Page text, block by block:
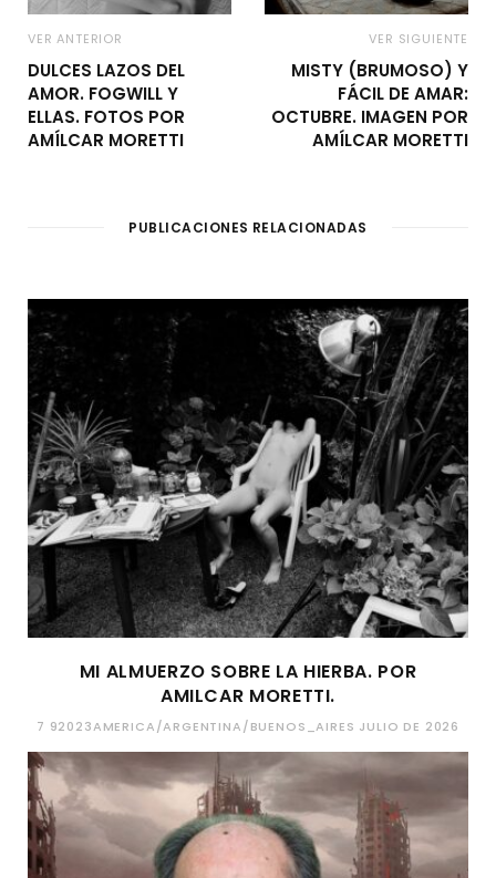
VER ANTERIOR
DULCES LAZOS DEL
AMOR. FOGWILL Y
ELLAS. FOTOS POR
AMÍLCAR MORETTI
VER SIGUIENTE
MISTY (BRUMOSO) Y
FÁCIL DE AMAR:
OCTUBRE. IMAGEN POR
AMÍLCAR MORETTI
PUBLICACIONES RELACIONADAS
MI ALMUERZO SOBRE LA HIERBA. POR
AMILCAR MORETTI.
7 92023AMERICA/ARGENTINA/BUENOS_AIRES JULIO DE 2026